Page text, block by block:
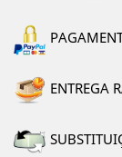
ENTREGA